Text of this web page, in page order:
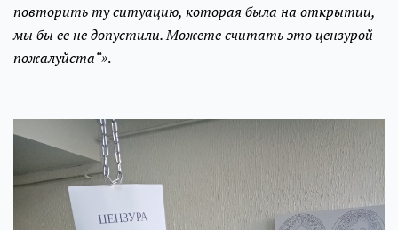
повторить ту ситуацию, которая была на открытии,
мы бы ее не допустили. Можете считать это цензурой –
пожалуйста“».